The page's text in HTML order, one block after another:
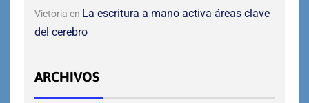
Victoria en La escritura a mano activa áreas clave
del cerebro
ARCHIVOS